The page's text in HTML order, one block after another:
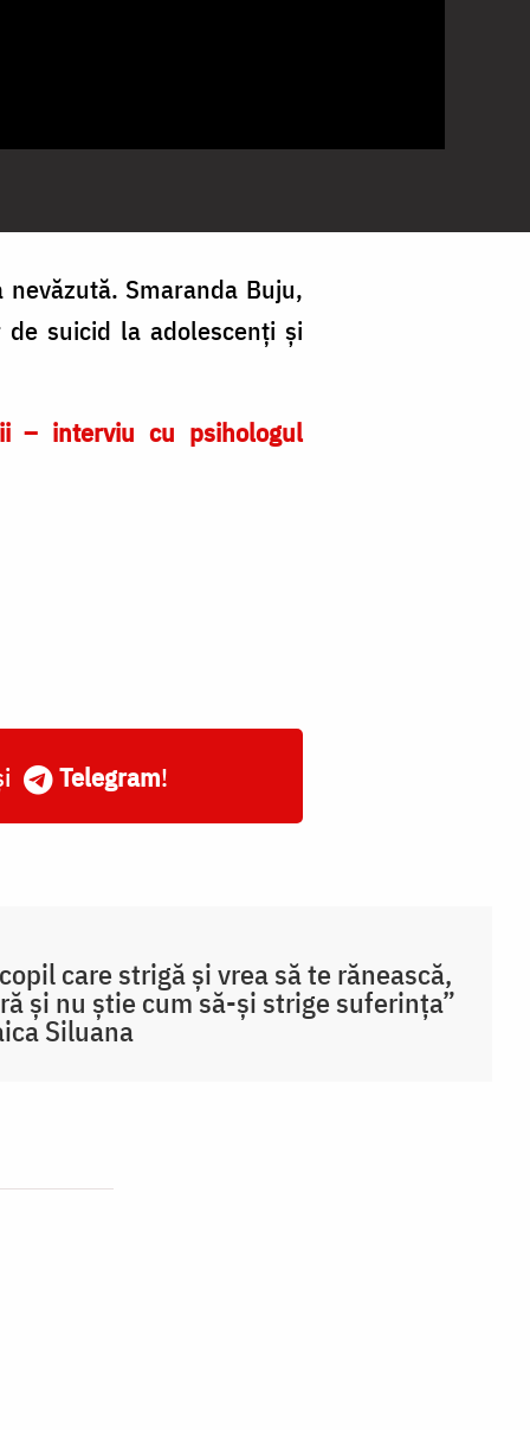
Smaranda Buju,
suicid la adolescenți și
– interviu cu psihologul
Telegram!
care strigă și vrea să te rănească,
și nu știe cum să-și strige suferința”
Siluana